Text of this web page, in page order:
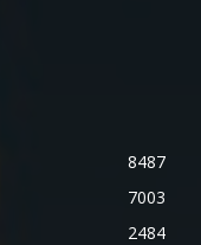
8487
7003
2484